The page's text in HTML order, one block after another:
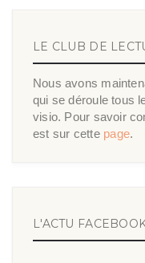
LE CLUB DE
Nous avons
qui se déroule tous
visio. Pour savoir
est sur cette page.
L'ACTU